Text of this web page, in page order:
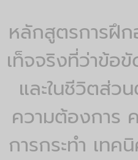
หลักสูตรการฝึ
เท็จจริงที่ว่าข้อ
และในชีวิตส่ว
ความต้องการ
การกระทำ เท